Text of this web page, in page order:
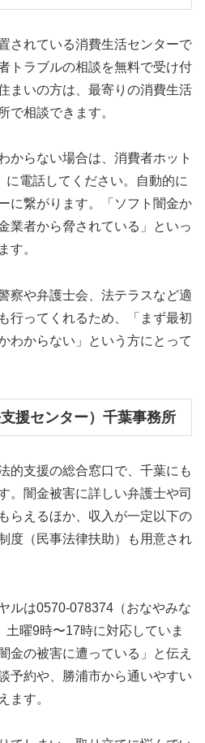
されている消費生活センターで
トラブルの相談を無料で受け付
まいの方は、最寄りの消費生活
で相談できます。
からない場合は、消費者ホット
に電話してください。自動的に
に繋がります。「ソフト闇金か
業者から脅されている」といっ
す。
察や弁護士会、法テラスなど適
行ってくれるため、「まず最初
わからない」という方にとって
援センター）千葉事務所
的支援の総合窓口で、千葉にも
。闇金被害に詳しい弁護士や司
らえるほか、収入が一定以下の
度（民事法律扶助）も用意され
ルは0570-078374（おなやみな
土曜9時〜17時に対応していま
金の被害に遭っている」と伝え
予約や、勝浦市から通いやすい
ます。